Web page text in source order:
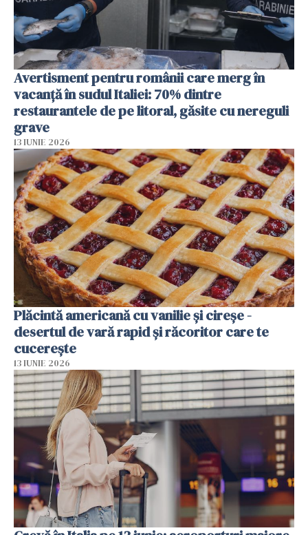
Avertisment pentru românii care merg în
vacanță în sudul Italiei: 70% dintre
restaurantele de pe litoral, găsite cu nereguli
grave
13 IUNIE 2026
Plăcintă americană cu vanilie și cireșe -
desertul de vară rapid și răcoritor care te
cucerește
13 IUNIE 2026